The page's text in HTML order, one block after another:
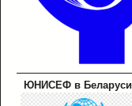
ЮНИСЕФ в Беларуси